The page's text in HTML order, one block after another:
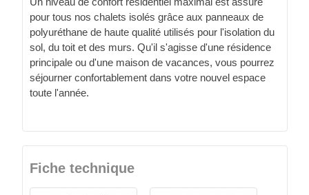
pour tous nos chalets isolés grâce aux panneaux de
polyuréthane de haute qualité utilisés pour l'isolation du
sol, du toit et des murs. Qu'il s'agisse d'une résidence
principale ou d'une maison de vacances, vous pourrez
séjourner confortablement dans votre nouvel espace
toute l'année.
Fiche technique